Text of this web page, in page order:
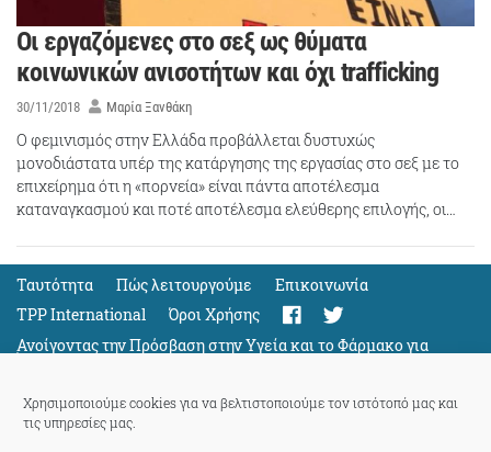
Χρησιμοποιούμε cookies για να βελτιστοποιούμε τον ιστότοπό μας και
τις υπηρεσίες μας.
Οι εργαζόμενες στο σεξ ως θύματα
κοινωνικών ανισοτήτων και όχι trafficking
30/11/2018 Μαρία Ξανθάκη
Ο φεμινισμός στην Ελλάδα προβάλλεται δυστυχώς
μονοδιάστατα υπέρ της κατάργησης της εργασίας στο σεξ με το
επιχείρημα ότι η «πορνεία» είναι πάντα αποτέλεσμα
καταναγκασμού και ποτέ αποτέλεσμα ελεύθερης επιλογής, οι…
Ταυτότητα Πώς λειτουργούμε
Eπικοινωνία
TPP International
Όροι Χρήσης
Ανοίγοντας την Πρόσβαση στην Υγεία και το Φάρμακο για
Όλους
Support